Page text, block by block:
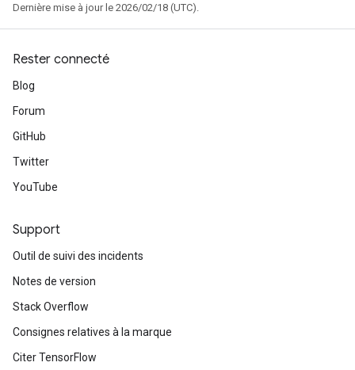
Dernière mise à jour le 2026/02/18 (UTC).
Rester connecté
Blog
Forum
GitHub
Twitter
YouTube
Support
Outil de suivi des incidents
Notes de version
Stack Overflow
Consignes relatives à la marque
Citer TensorFlow